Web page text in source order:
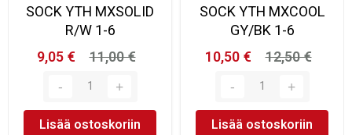
SOCK YTH MXSOLID
R/W 1-6
9,05 €
11,00 €
Lisää ostoskoriin
SOCK YTH MXCOOL
GY/BK 1-6
10,50 €
12,50 €
Lisää ostoskoriin